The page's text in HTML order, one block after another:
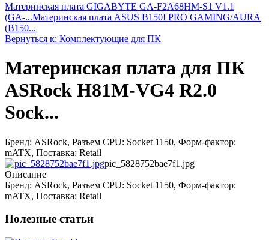
Материнская плата GIGABYTE GA-F2A68HM-S1 V1.1
(GA-...Материнская плата ASUS B150I PRO GAMING/AURA
(B150...
Вернуться к: Комплектующие для ПК
Материнская плата для ПК
ASRock H81M-VG4 R2.0
Sock...
Бренд: ASRock, Разъем CPU: Socket 1150, Форм-фактор:
mATX, Поставка: Retail
pic_5828752bae7f1.jpg
Описание
Бренд: ASRock, Разъем CPU: Socket 1150, Форм-фактор:
mATX, Поставка: Retail
Полезные статьи